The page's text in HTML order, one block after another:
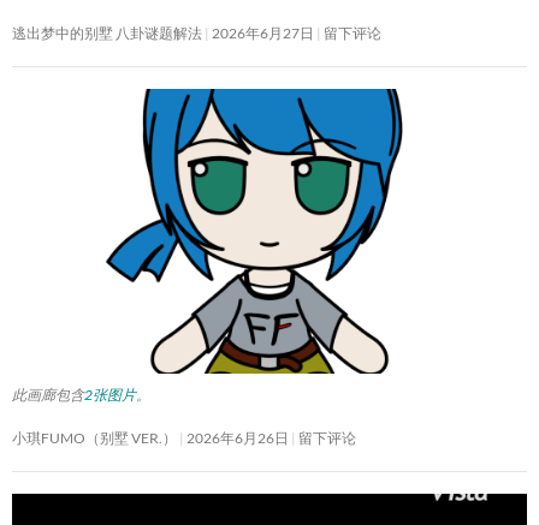
逃出梦中的别墅 八卦谜题解法 2026年6月27日 留下评论
此画廊包含2张图片。
小琪FUMO（别墅 VER.） 2026年6月26日 留下评论